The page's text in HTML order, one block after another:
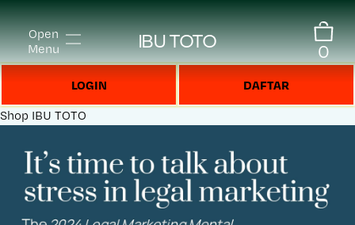
Open
Menu
IBU TOTO 0
LOGIN DAFTAR
Shop IBU TOTO